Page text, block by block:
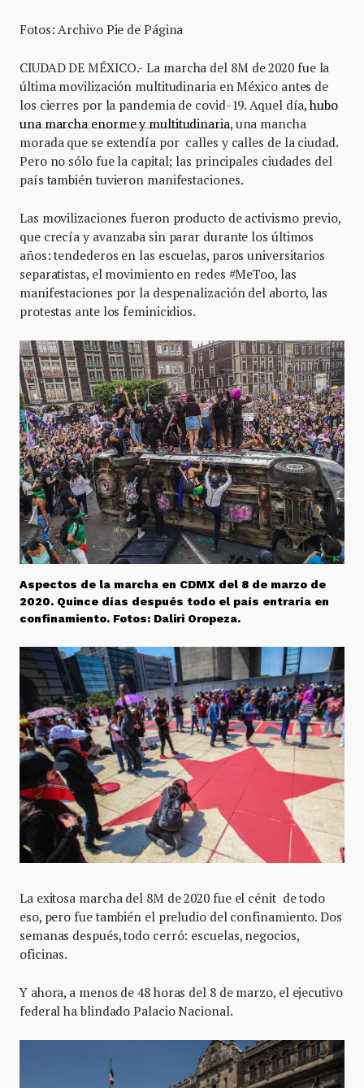
Fotos: Archivo Pie de Página
CIUDAD DE MÉXICO.- La marcha del 8M de 2020 fue la
última movilización multitudinaria en México antes de
los cierres por la pandemia de covid-19. Aquel día,hubo
una marcha enorme y multitudinaria, una mancha
morada que se extendía por calles y calles de la ciudad.
Pero no sólo fue la capital; las principales ciudades del
país también tuvieron manifestaciones.
Las movilizaciones fueron producto de activismo previo,
que crecía y avanzaba sin parar durante los últimos
años: tendederos en las escuelas, paros universitarios
separatistas, el movimiento en redes #MeToo, las
manifestaciones por la despenalización del aborto, las
protestas ante los feminicidios.
Aspectos de la marcha en CDMX del 8 de marzo de
2020. Quince días después todo el país entraría en
confinamiento. Fotos: Daliri Oropeza.
La exitosa marcha del 8M de 2020 fue el cénit de todo
eso, pero fue también el preludio del confinamiento. Dos
semanas después, todo cerró: escuelas, negocios,
oficinas.
Y ahora, a menos de 48 horas del 8 de marzo, el ejecutivo
federal ha blindado Palacio Nacional.